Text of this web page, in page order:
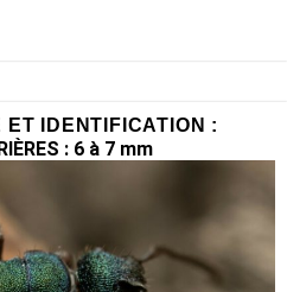
ET IDENTIFICATION :
: 6 à 7 mm